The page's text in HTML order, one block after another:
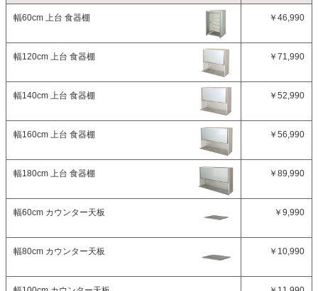
幅60cm 上台 食器棚 ￥46,990
幅120cm 上台 食器棚 ￥71,990
幅140cm 上台 食器棚 ￥52,990
幅160cm 上台 食器棚 ￥56,990
幅180cm 上台 食器棚 ￥89,990
幅60cm カウンター天板 ￥9,990
幅80cm カウンター天板 ￥10,990